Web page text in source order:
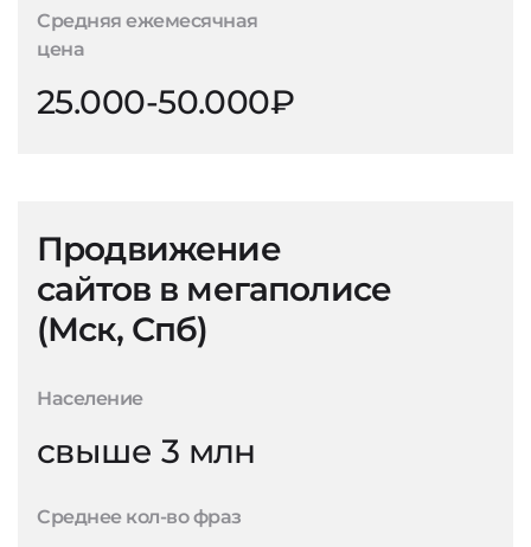
Средняя ежемесячная
цена
25.000-50.000₽
Продвижение
сайтов в мегаполисе
(Мск, Спб)
Население
свыше 3 млн
Среднее кол-во фраз